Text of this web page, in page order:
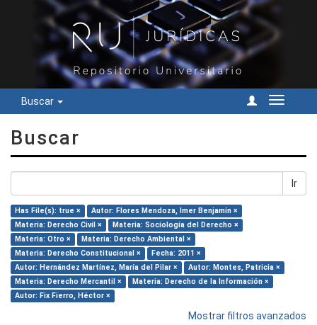
Buscar
Cambiar
Buscar
Ir
Has File(s): true ×
Autor: Flores Mendoza, Imer Benjamín ×
Materia: Derecho Civil ×
Materia: Sociología del Derecho ×
Materia: Otro ×
Materia: Derecho Ambiental ×
Materia: Derecho Constitucional ×
Fecha: 2011 ×
Autor: Hernández Martínez, María del Pilar ×
Autor: Montes, Patricia ×
Materia: Derecho Mercantil ×
Materia: Derecho de la Información ×
Autor: Fix Fierro, Héctor ×
Mostrar filtros avanzados